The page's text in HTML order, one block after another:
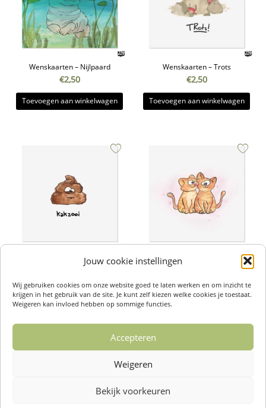
Jouw cookie instellingen
Wij gebruiken cookies om onze website goed te laten werken en om inzicht te
krijgen in het gebruik van de site. Je kunt zelf kiezen welke cookies je toestaat.
Weigeren kan invloed hebben op sommige functies.
Accepteren
Weigeren
Bekijk voorkeuren
Wenskaarten – Nijlpaard
€2,50
Toevoegen aan winkelwagen
Wenskaarten – Trots
€2,50
Toevoegen aan winkelwagen
Wenskaarten – Kakzooi
Toevoegen aan winkelwagen
Wenskaarten – Katjes
Toevoegen aan winkelwagen
4 …